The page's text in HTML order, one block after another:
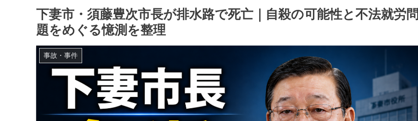
下妻市・須藤豊次市長が排水路で死亡｜自殺の可能性と不法就労問
題をめぐる憶測を整理
事故・事件